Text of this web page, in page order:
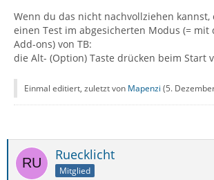
Wenn du das nicht nachvollziehen kannst,
einen Test im abgesicherten Modus (= mit
Add-ons) von TB:
die Alt- (Option) Taste drücken beim Start
Einmal editiert, zuletzt von Mapenzi (5.
Ruecklicht
Mitglied